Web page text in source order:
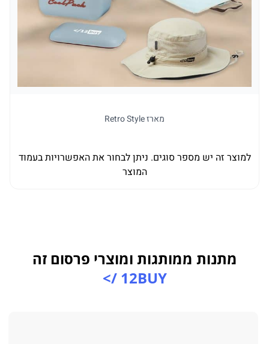
מארז Retro Style
למוצר זה יש מספר סוגים. ניתן לבחור את האפשרויות בעמוד
המוצר
מתנות ממותגות ומוצרי פרסום זה
12BUY />